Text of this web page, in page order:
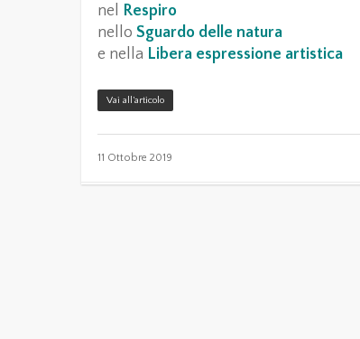
nel Respiro
nello Sguardo delle natura
e nella Libera espressione artistica
Vai all’articolo
11 Ottobre 2019